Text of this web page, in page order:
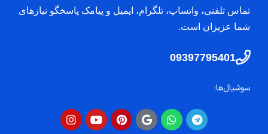
تماس تلفنی، واتساپ، تلگرام، ایمیل و پیامک پاسخگو نیازهای
شما عزیزان است.
09397795401
سوشیال‌ها: